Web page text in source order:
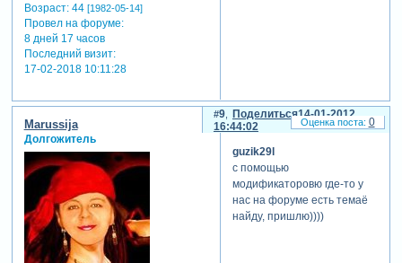
Возраст:44 [1982-05-14]
Провел на форуме:
8 дней 17 часов
Последний визит:
17-02-2018 10:11:28
Поделиться
9
14-01-2012
16:44:02
Marussija
Долгожитель
guzik29l
с помощью
модификаторовю где-то у
нас на форуме есть темаё
найду, пришлю))))
0